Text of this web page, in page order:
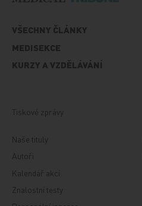
VŠECHNY ČLÁNKY
MEDISEKCE
KURZY A VZDĚLÁVÁNÍ
Tiskové zprávy
Naše tituly
Autoři
Kalendář akcí
Znalostní testy